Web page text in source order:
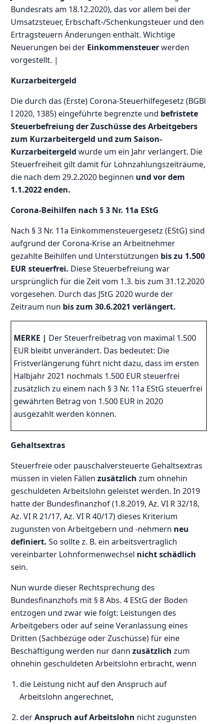
Bundesrats am 18.12.2020), das vor allem bei der
Umsatzsteuer, Erbschaft-/Schenkungsteuer und den
Ertragsteuern Änderungen enthält. Wichtige
Neuerungen bei der Einkommensteuerwerden
vorgestellt. |
Kurzarbeitergeld
Die durch das (Erste) Corona-Steuerhilfegesetz (BGBl
I 2020, 1385) eingeführte begrenzte und befristete
Steuerbefreiung der Zuschüsse des Arbeitgebers
zum Kurzarbeitergeld und zum Saison-
Kurzarbeitergeld wurde um ein Jahr verlängert. Die
Steuerfreiheit gilt damit für Lohnzahlungszeiträume,
die nach dem 29.2.2020 beginnen und vor dem
1.1.2022 enden.
Corona-Beihilfen nach § 3 Nr. 11a EStG
Nach § 3 Nr. 11a Einkommensteuergesetz (EStG) sind
aufgrund der Corona-Krise an Arbeitnehmer
gezahlte Beihilfen und Unterstützungen bis zu 1.500
EUR steuerfrei. Diese Steuerbefreiung war
ursprünglich für die Zeit vom 1.3. bis zum 31.12.2020
vorgesehen. Durch das JStG 2020 wurde der
Zeitraum nun bis zum 30.6.2021 verlängert.
MERKE | Der Steuerfreibetrag von maximal 1.500
EUR bleibt unverändert. Das bedeutet: Die
Fristverlängerung führt nicht dazu, dass im ersten
Halbjahr 2021 nochmals 1.500 EUR steuerfrei
zusätzlich zu einem nach § 3 Nr. 11a EStG steuerfrei
gewährten Betrag von 1.500 EUR in 2020
ausgezahlt werden können.
Gehaltsextras
Steuerfreie oder pauschalversteuerte Gehaltsextras
müssen in vielen Fällenzusätzlich zum ohnehin
geschuldeten Arbeitslohn geleistet werden. In 2019
hatte der Bundesfinanzhof (1.8.2019, Az. VI R 32/18,
Az. VI R 21/17, Az. VI R 40/17) dieses Kriterium
zugunsten von Arbeitgebern und -nehmern neu
definiert. So sollte z. B. ein arbeitsvertraglich
vereinbarter Lohnformenwechsel nicht schädlich
sein.
Nun wurde dieser Rechtsprechung des
Bundesfinanzhofs mit § 8 Abs. 4 EStG der Boden
entzogen und zwar wie folgt: Leistungen des
Arbeitgebers oder auf seine Veranlassung eines
Dritten (Sachbezüge oder Zuschüsse) für eine
Beschäftigung werden nur dannzusätzlich zum
ohnehin geschuldeten Arbeitslohn erbracht, wenn
1. die Leistung nicht auf den Anspruch auf
Arbeitslohn angerechnet,
2. derAnspruch auf Arbeitslohn nicht zugunsten